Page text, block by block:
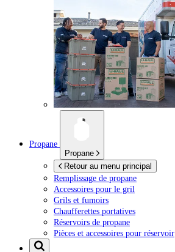
Propane
Propane
Retour au menu principal
Remplissage de propane
Accessoires pour le gril
Grils et fumoirs
Chaufferettes portatives
Réservoirs de propane
Pièces et accessoires pour réservoir